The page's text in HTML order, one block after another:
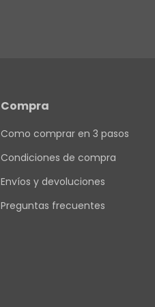
Compra
Como comprar en 3 pasos
Condiciones de compra
Envíos y devoluciones
Preguntas frecuentes